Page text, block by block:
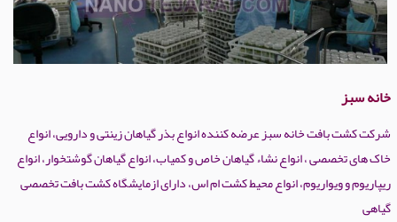
خانه سبز
شرکت کشت بافت خانه سبز عرضه کننده انواع بذر گیاهان زینتی و دارویی، انواع
خاک های تخصصی ، انواع نشاء گیاهان خاص و کمیاب، انواع گیاهان گوشتخوار، انواع
ریپاریوم و ویواریوم، انواع محیط کشت ام اس، دارای ازمایشگاه کشت بافت تخصصی
گیاهی